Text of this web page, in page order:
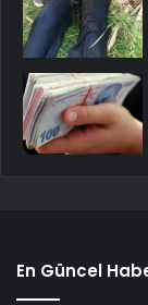
En Güncel